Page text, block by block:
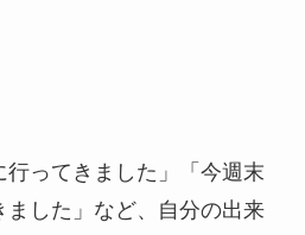
ってきました」「今週末
ました」など、自分の出来